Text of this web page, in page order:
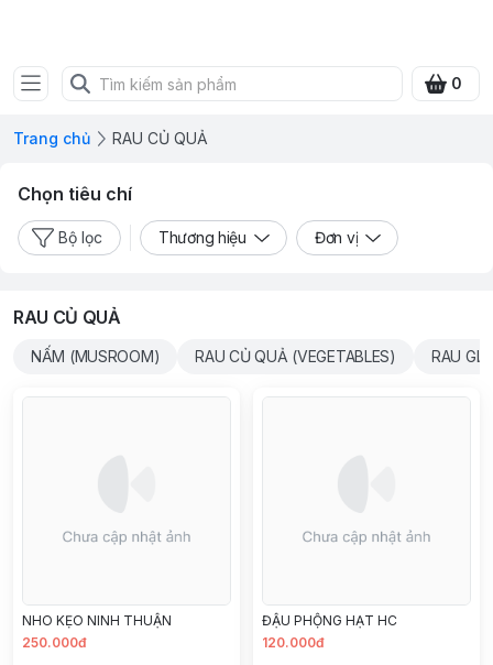
0
Trang chủ RAU CỦ QUẢ
Chọn tiêu chí
Bộ lọc Thương hiệu Đơn vị
RAU CỦ QUẢ
NẤM (MUSROOM) RAU CỦ QUẢ (VEGETABLES) RAU
NHO KẸO NINH THUẬN
250.000đ
ĐẬU PHỘNG HẠT HC
120.000đ